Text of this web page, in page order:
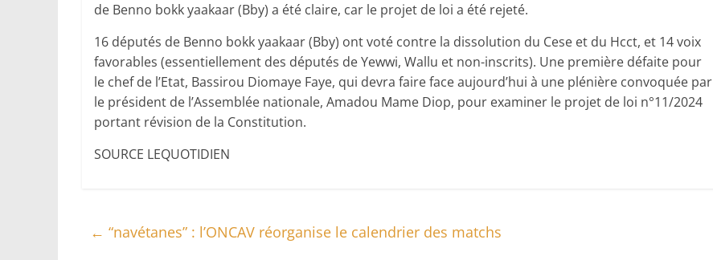
de Benno bokk yaakaar (Bby) a été claire, car le projet de loi a été rejeté.
16 députés de Benno bokk yaakaar (Bby) ont voté contre la dissolution du Cese et du Hcct, et 14 voix
favorables (essentiellement des députés de Yewwi, Wallu et non-inscrits). Une première défaite pour
le chef de l’Etat, Bassirou Diomaye Faye, qui devra faire face aujourd’hui à une plénière convoquée par
le président de l’Assemblée nationale, Amadou Mame Diop, pour examiner le projet de loi n°11/2024
portant révision de la Constitution.
SOURCE LEQUOTIDIEN
← “navétanes” : l’ONCAV réorganise le calendrier des matchs